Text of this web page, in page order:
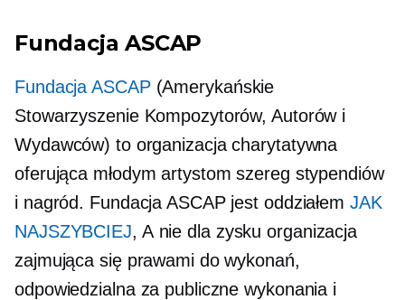
Fundacja ASCAP
Fundacja ASCAP(Amerykańskie
Stowarzyszenie Kompozytorów, Autorów i
Wydawców) to organizacja charytatywna
oferująca młodym artystom szereg stypendiów
i nagród. Fundacja ASCAP jest oddziałem JAK
NAJSZYBCIEJ, A nie dla zysku organizacja
zajmująca się prawami do wykonań,
odpowiedzialna za publiczne wykonania i